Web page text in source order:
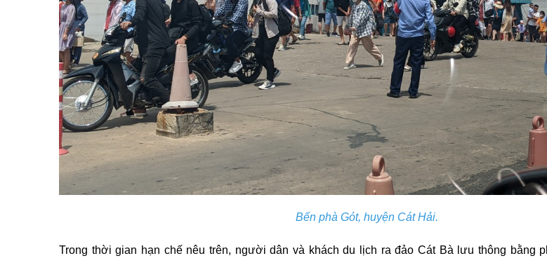
Bến phà Gót, huyện Cát Hải.
Trong thời gian hạn chế nêu trên, người dân và khách du lịch ra đảo Cát Bà lưu thông bằng